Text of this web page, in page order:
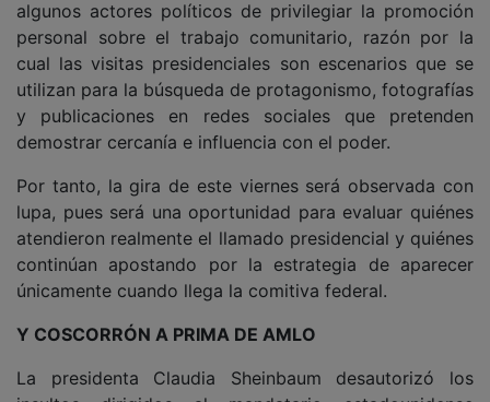
algunos actores políticos de privilegiar la promoción
personal sobre el trabajo comunitario, razón por la
cual las visitas presidenciales son escenarios que se
utilizan para la búsqueda de protagonismo, fotografías
y publicaciones en redes sociales que pretenden
demostrar cercanía e influencia con el poder.
Por tanto, la gira de este viernes será observada con
lupa, pues será una oportunidad para evaluar quiénes
atendieron realmente el llamado presidencial y quiénes
continúan apostando por la estrategia de aparecer
únicamente cuando llega la comitiva federal.
Y COSCORRÓN A PRIMA DE AMLO
La presidenta Claudia Sheinbaum desautorizó los